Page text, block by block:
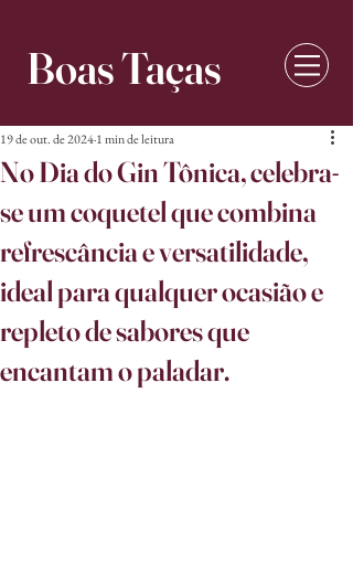
Boas Taças
No Dia do Gin Tônica, celebra-
se um coquetel que combina
refrescância e versatilidade,
ideal para qualquer ocasião e
repleto de sabores que
encantam o paladar.
19 de out. de 20241 min de leitura